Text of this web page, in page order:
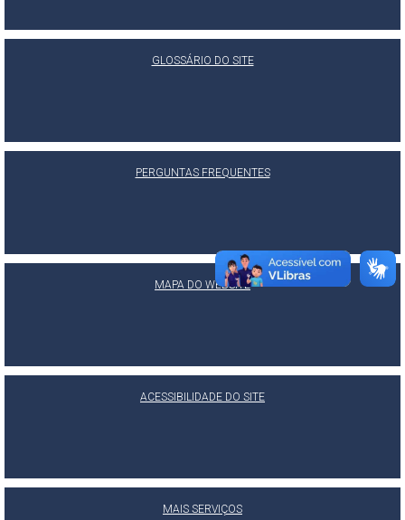
GLOSSÁRIO DO SITE
PERGUNTAS FREQUENTES
MAPA DO WEBSITE
ACESSIBILIDADE DO SITE
MAIS SERVIÇOS